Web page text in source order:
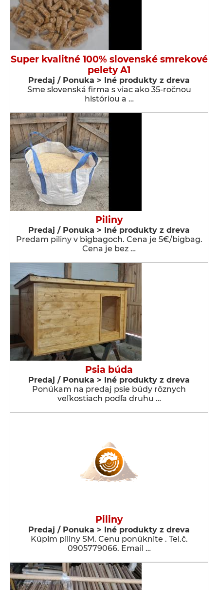
Super kvalitné 100% slovenské smrekové
pelety A1
Predaj / Ponuka > Iné produkty z dreva
Sme slovenská firma s viac ako 35-ročnou
históriou a …
Piliny
Predaj / Ponuka > Iné produkty z dreva
Predam piliny v bigbagoch. Cena je 5€/bigbag.
Cena je bez …
Psia búda
Predaj / Ponuka > Iné produkty z dreva
Ponúkam na predaj psie búdy rôznych
veľkostiach podľa druhu …
Piliny
Predaj / Ponuka > Iné produkty z dreva
Kúpim piliny SM. Cenu ponúknite . Tel.č.
0905779066. Email …